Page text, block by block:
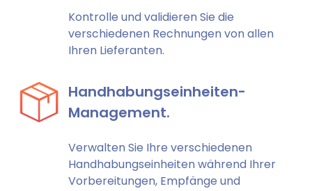
Kontrolle und validieren Sie die
verschiedenen Rechnungen von allen
Ihren Lieferanten.
Handhabungseinheiten-
Management.
Verwalten Sie Ihre verschiedenen
Handhabungseinheiten während Ihrer
Vorbereitungen, Empfänge und